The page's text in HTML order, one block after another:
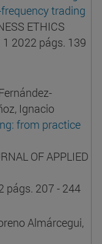
trading
ETHICS
1 2022 págs. 139
Ignacio
from practice
OF APPLIED
págs. 207 - 244
Almárcegui,